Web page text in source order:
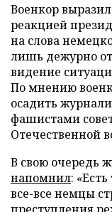
Военкор
реакцией
на слова
лишь дежурно
видение
По мнению
осадить
фашистами
Отечественной
В свою очередь
напомнил:
все-все немцы